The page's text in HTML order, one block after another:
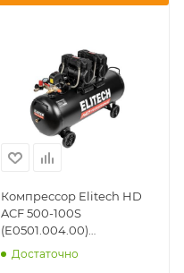
Компрессор Elitech HD
ACF 500-100S
(E0501.004.00)
(безмасляный,
малошумный)
Достаточно